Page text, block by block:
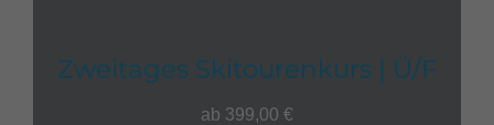
Zweitages Skitourenkurs | Ü/F
ab 399,00 €